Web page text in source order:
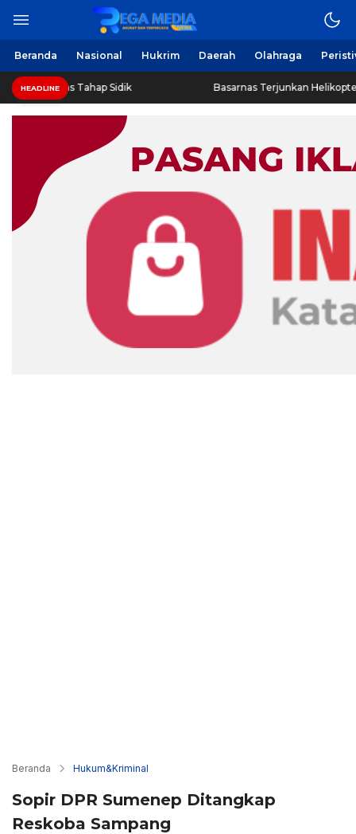
Beranda Nasional Hukrim Daerah Olahraga
HEADLINE
Tahap Sidik Basarnas Terjunkan Helikopter Sisir
Beranda Hukum&Kriminal
Sopir DPR Sumenep Ditangkap
Reskoba Sampang